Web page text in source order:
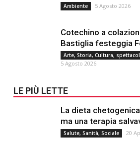
Ambiente 5 Agosto 2026
Cotechino a
Bastiglia festeggia
Arte, Storia, Cultura,
5 Agosto 2026
LE PIÙ LETTE
La dieta
ma una terapia
Salute, Sanità, Sociale 20